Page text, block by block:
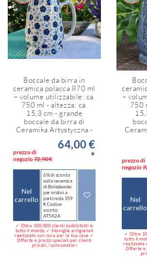
Boccale da birra in
ceramica polacca 870 ml
– volume utilizzabile: ca.
750 ml - altezza: ca.
15,3 cm - grande
boccale da birra di
Ceramika Artystyczna -
prezzo di
negozio72,90 €
64,00 €
*
Nel
carrello
6% di sconto
sulla ceramica
di Bolesławiec
per ordini a
partire da 159
€ Codice
sconto:
AT5X2A
✓ Oltre 100.000 clienti soddisfatti in
tutto il mondo ✓ Stoviglie artigianali
realizzate con cura per la tua casa ✓
Offerte e prezzi speciali per clienti
privati / consumatori
–
750
prezzo di
negozio
Nel
carrello
✓ Oltre
tutto il
realizzate
Offerte e